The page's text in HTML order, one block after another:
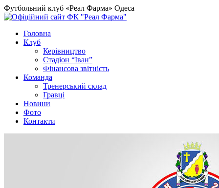
Футбольний клуб «Реал Фарма» Одеса
Головна
Клуб
Керівництво
Стадіон “Іван”
Фінансова звітність
Команда
Тренерський склад
Гравці
Новини
Фото
Контакти